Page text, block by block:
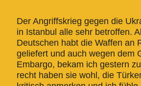
Der Angriffskrieg gegen die
in Istanbul alle sehr betroffen.
Deutschen habt die Waffen an
geliefert und auch wegen dem
Embargo, bekam ich gestern
recht haben sie wohl, die